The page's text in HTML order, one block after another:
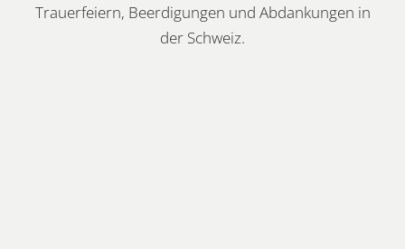
Trauerfeiern, Beerdigungen und Abdankungen in
der Schweiz.